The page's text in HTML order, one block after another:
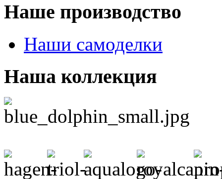
Наше производство
Наши самоделки
Наша коллекция